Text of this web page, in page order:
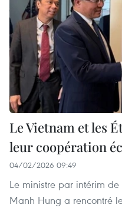
Le Vietnam et les
leur coopération
04/02/2026 09:49
Le ministre par intérim
Manh Hung a rencontré